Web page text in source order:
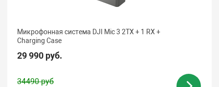
Микрофонная система DJI Mic 3 2TX + 1 RX +
Charging Case
29 990 руб.
34490 руб